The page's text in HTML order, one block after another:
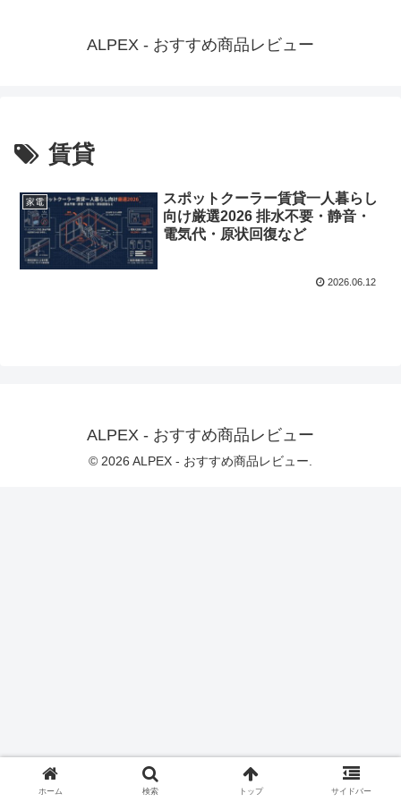
ALPEX - おすすめ商品レビュー
賃貸
家電
スポットクーラー賃貸一人暮らし
向け厳選2026 排水不要・静音・
電気代・原状回復など
2026.06.12
ALPEX - おすすめ商品レビュー
© 2026 ALPEX - おすすめ商品レビュー.
ホーム 検索 トップ サイドバー